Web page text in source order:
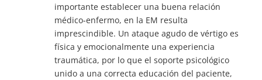
importante establecer una buena relación
médico-enfermo, en la EM resulta
imprescindible. Un ataque agudo de vértigo es
física y emocionalmente una experiencia
traumática, por lo que el soporte psicológico
unido a una correcta educación del paciente,